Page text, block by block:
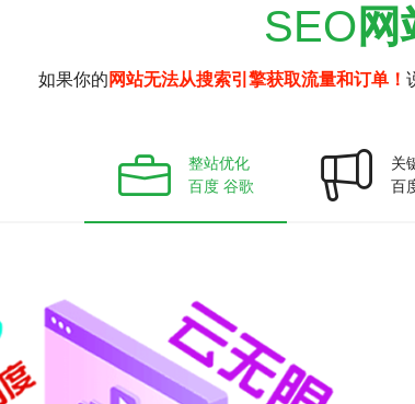
SEO 网
如果你的 网站无法从搜索引擎获取流量和订单！
整站优化
百度 谷歌
关
百